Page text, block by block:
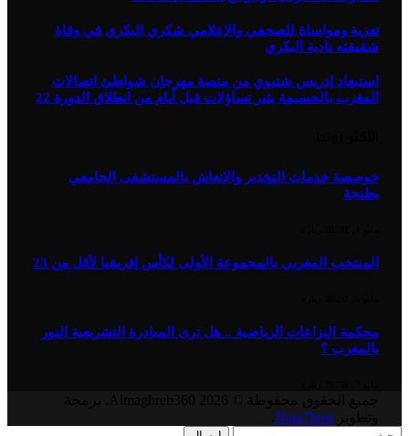
تعزية ومواساة للصحفي والإعلامي شكري البكري في وفاة
شقيقته نادية البكري
استبعاد إدريس شتيوي من منصة مهرجان شواطئ اتصالات
المغرب بالحسيمة يثير تساؤلات قبل أيام من انطلاق الدورة 22
خوصصة خدمات التخدير والإنعاش بالمستشفى الجامعي
بطنجة
المنتخب المغربي بالمجموعة الأولى لكأس إفريقيا لأقل من 23
محكمة النزاعات الرياضية .. هل ترى المبادرة التشريعية النور
بالمغرب ؟
Naja7host